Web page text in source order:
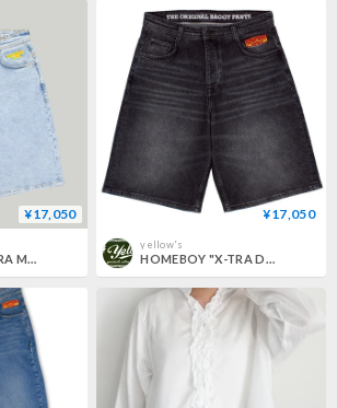
¥17,050
HOMEBOY "X-TRA MONSTER DENIM SHORTS" 2COLORS
¥17,050
yellow's
HOMEBOY "X-TRA DESPERADO DENIM SHORTS" 2COLORS